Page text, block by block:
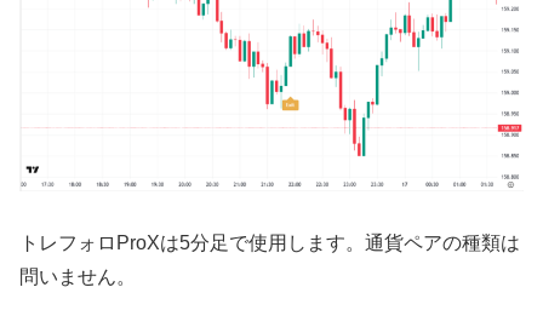
トレフォロProXは5分足で使用します。通貨ペアの種類は
問いません。